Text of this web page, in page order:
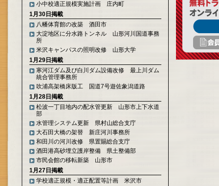
小中校適正規模実施計画 庄内町
1月30日掲載
八幡体育館の改築 酒田市
大淀地区に分水路トンネル 山形河川国道事務
所
米沢キャンパスの照明改修 山形大学
1月29日掲載
寒河江ダム及び白川ダム設備改修 最上川ダム
統合管理事務所
吹浦高架橋床版工 国道7号遊佐象潟道路
1月28日掲載
松波一丁目地内の配水管更新 山形市上下水道
部
水管理システム更新 県村山総合支庁
大石田大橋の架替 新庄河川事務所
和田川の河川改修 県置賜総合支庁
酒田港高砂埋立護岸整備 県土整備部
市民会館の移転新築 山形市
1月27日掲載
学校適正規模・適正配置等計画 米沢市